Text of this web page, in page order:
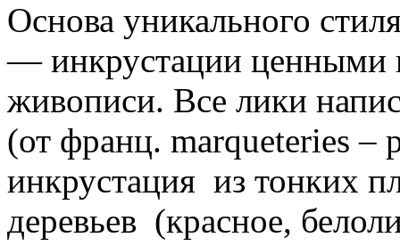
Основа уникального
— инкрустации ценными
живописи. Все лики
(от франц. marqueteries –
инкрустация из тонких
деревьев (красное,